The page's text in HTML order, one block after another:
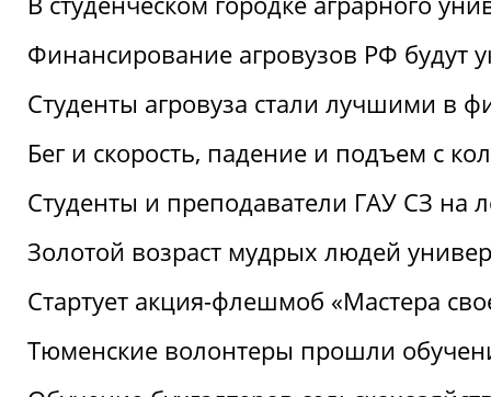
Финансирование агровузов РФ будут
Студенты агровуза стали лучшими в
Бег и скорость, падение и подъем с
Студенты и преподаватели ГАУ СЗ
Золотой возраст мудрых людей
Стартует акция-флешмоб «Мастера
Тюменские волонтеры прошли